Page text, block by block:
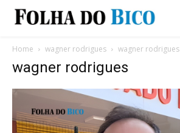
Home wagner rodrigues wagner rodrigues
wagner rodrigues